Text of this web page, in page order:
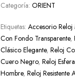
Categoría:ORIENT
Etiquetas:Accesorio Reloj
Con Fondo Transparente,
Clásico Elegante,Reloj
Cuero Negro,Reloj
Hombre,Reloj